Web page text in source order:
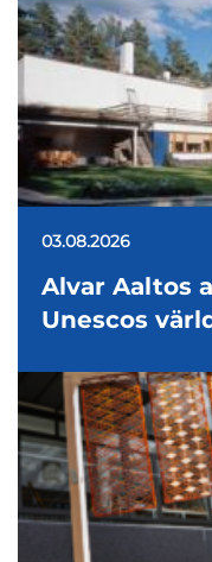
03.08.2026
Alvar Aaltos
Unescos